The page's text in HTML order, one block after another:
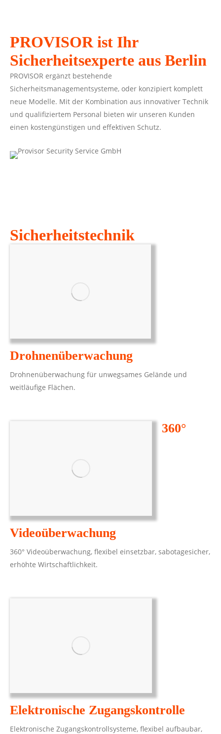
PROVISOR ist Ihr
Sicherheitsexperte aus Berlin
PROVISOR ergänzt bestehende
Sicherheitsmanagementsysteme, oder konzipiert komplett
neue Modelle. Mit der Kombination aus innovativer Technik
und qualifiziertem Personal bieten wir unseren Kunden
einen kostengünstigen und effektiven Schutz.
Sicherheitstechnik
Drohnenüberwachung
Drohnenüberwachung für unwegsames Gelände und
weitläufige Flächen.
360°
Videoüberwachung
360° Videoüberwachung, flexibel einsetzbar, sabotagesicher,
erhöhte Wirtschaftlichkeit.
Elektronische Zugangskontrolle
Elektronische Zugangskontrollsysteme, flexibel aufbaubar,